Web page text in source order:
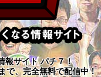
報サイト パチ７！
で、完全無料で配信中！